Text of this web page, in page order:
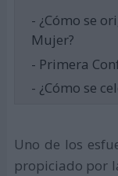
- ¿Cómo se
Mujer?
- Primera
- ¿Cómo se
Uno de los
propiciado por